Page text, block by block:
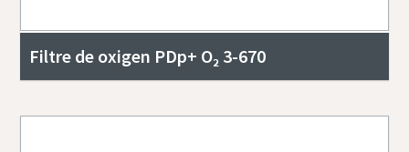
Filtre de oxigen PDp+ O₂ 3-670